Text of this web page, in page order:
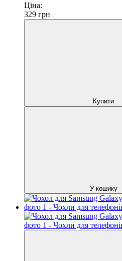
Ціна:
329 грн
Купити
У кошику